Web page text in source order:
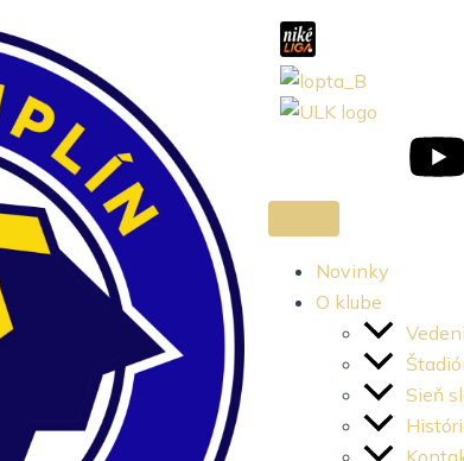
k
i
-
i
-
i
t
Novinky
O klube
Sieň